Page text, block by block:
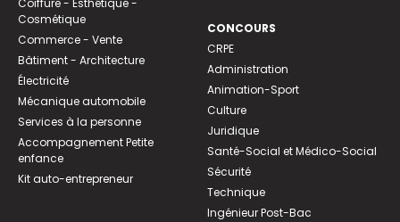
Coiffure - Esthétique -
Cosmétique
Commerce - Vente
Bâtiment - Architecture
Électricité
Mécanique automobile
Services à la personne
Accompagnement Petite
enfance
Kit auto-entrepreneur
CONCOURS
CRPE
Administration
Animation-Sport
Culture
Juridique
Santé-Social et Médico-Social
Sécurité
Technique
Ingénieur Post-Bac